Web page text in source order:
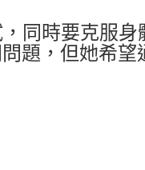
同時要克服身
題，但她希望